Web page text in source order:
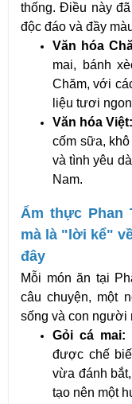
thống. Điều này
độc đáo và đầy
Văn hóa
mai, bánh
Chăm, với
liệu tươi
Văn hóa Việt:
cốm sữa,
và tình yêu
Nam.
Ẩm thực Phan
mà là "lời kể"
đây
Mỗi món ăn tại
câu chuyện, một
sống và con người
Gỏi cá mai:
được chế
vừa đánh
tạo nên một